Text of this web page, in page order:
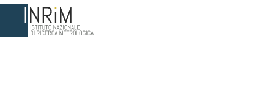
Salta al contenuto principale